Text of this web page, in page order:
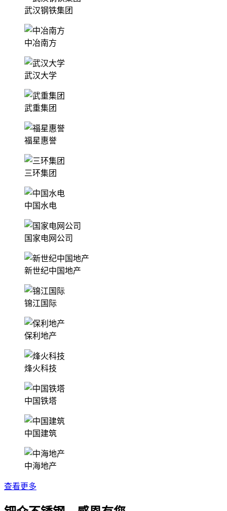
武汉钢铁集团
中冶南方
武汉大学
武重集团
福星惠誉
三环集团
中国水电
国家电网公司
新世纪中国地产
锦江国际
保利地产
烽火科技
中国铁塔
中国建筑
中海地产
查看更多